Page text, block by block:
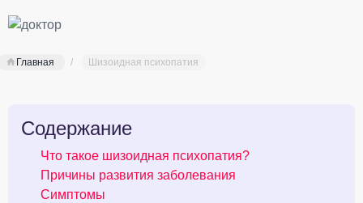
Главная Шизоидная психопатия
Содержание
Что такое шизоидная психопатия?
Причины развития заболевания
Симптомы